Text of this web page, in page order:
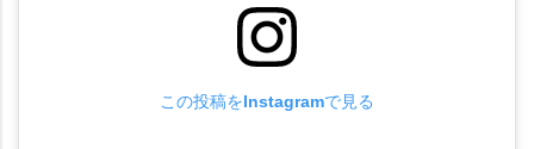
この投稿をInstagramで見る